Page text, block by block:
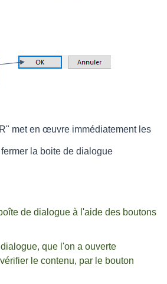
met en œuvre immédiatement les
la boite de dialogue
de dialogue à l'aide des boutons
que l'on a ouverte
le contenu, par le bouton